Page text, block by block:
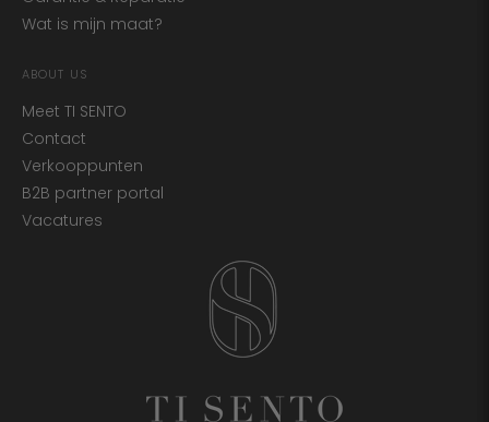
Wat is mijn maat?
ABOUT US
Meet TI SENTO
Contact
Verkooppunten
B2B partner portal
Vacatures